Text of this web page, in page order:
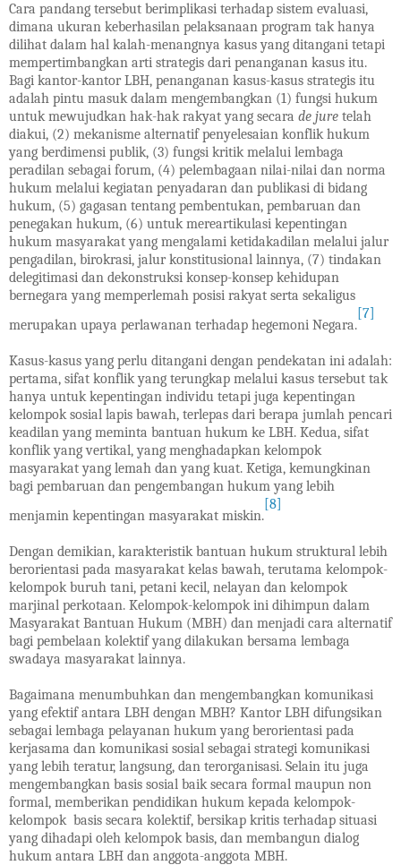
Cara pandang tersebut berimplikasi terhadap sistem evaluasi,
dimana ukuran keberhasilan pelaksanaan program tak hanya
dilihat dalam hal kalah-menangnya kasus yang ditangani tetapi
mempertimbangkan arti strategis dari penanganan kasus itu.
Bagi kantor-kantor LBH, penanganan kasus-kasus strategis itu
adalah pintu masuk dalam mengembangkan (1) fungsi hukum
untuk mewujudkan hak-hak rakyat yang secara de jure telah
diakui, (2) mekanisme alternatif penyelesaian konflik hukum
yang berdimensi publik, (3) fungsi kritik melalui lembaga
peradilan sebagai forum, (4) pelembagaan nilai-nilai dan norma
hukum melalui kegiatan penyadaran dan publikasi di bidang
hukum, (5) gagasan tentang pembentukan, pembaruan dan
penegakan hukum, (6) untuk mereartikulasi kepentingan
hukum masyarakat yang mengalami ketidakadilan melalui jalur
pengadilan, birokrasi, jalur konstitusional lainnya, (7) tindakan
delegitimasi dan dekonstruksi konsep-konsep kehidupan
bernegara yang memperlemah posisi rakyat serta sekaligus
merupakan upaya perlawanan terhadap hegemoni Negara.
[7]
Kasus-kasus yang perlu ditangani dengan pendekatan ini adalah:
pertama, sifat konflik yang terungkap melalui kasus tersebut tak
hanya untuk kepentingan individu tetapi juga kepentingan
kelompok sosial lapis bawah, terlepas dari berapa jumlah pencari
keadilan yang meminta bantuan hukum ke LBH. Kedua, sifat
konflik yang vertikal, yang menghadapkan kelompok
masyarakat yang lemah dan yang kuat. Ketiga, kemungkinan
bagi pembaruan dan pengembangan hukum yang lebih
menjamin kepentingan masyarakat miskin.
[8]
Dengan demikian, karakteristik bantuan hukum struktural lebih
berorientasi pada masyarakat kelas bawah, terutama kelompok-
kelompok buruh tani, petani kecil, nelayan dan kelompok
marjinal perkotaan. Kelompok-kelompok ini dihimpun dalam
Masyarakat Bantuan Hukum (MBH) dan menjadi cara alternatif
bagi pembelaan kolektif yang dilakukan bersama lembaga
swadaya masyarakat lainnya.
Bagaimana menumbuhkan dan mengembangkan komunikasi
yang efektif antara LBH dengan MBH? Kantor LBH difungsikan
sebagai lembaga pelayanan hukum yang berorientasi pada
kerjasama dan komunikasi sosial sebagai strategi komunikasi
yang lebih teratur, langsung, dan terorganisasi. Selain itu juga
mengembangkan basis sosial baik secara formal maupun non
formal, memberikan pendidikan hukum kepada kelompok-
kelompok basis secara kolektif, bersikap kritis terhadap situasi
yang dihadapi oleh kelompok basis, dan membangun dialog
hukum antara LBH dan anggota-anggota MBH.